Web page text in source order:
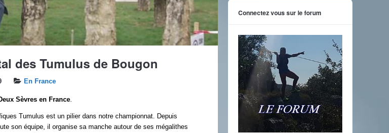
des Tumulus de Bougon
En France
Sèvres en France.
Tumulus est un pilier dans notre championnat. Depuis
son équipe, il organise sa manche autour de ses mégalithes
Connectez vous sur le forum